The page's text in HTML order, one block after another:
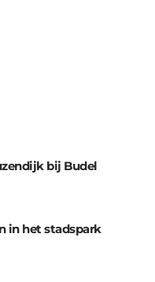
bij Budel
in het stadspark